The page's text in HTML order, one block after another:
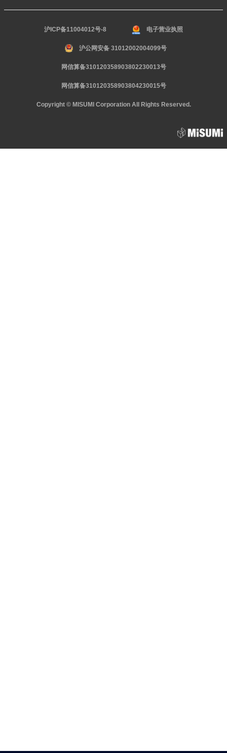
沪ICP备11004012号-8 电子营业执照
沪公网安备 31012002004099号
网信算备310120358903802230013号
网信算备310120358903804230015号
Copyright © MISUMI Corporation All Rights Reserved.